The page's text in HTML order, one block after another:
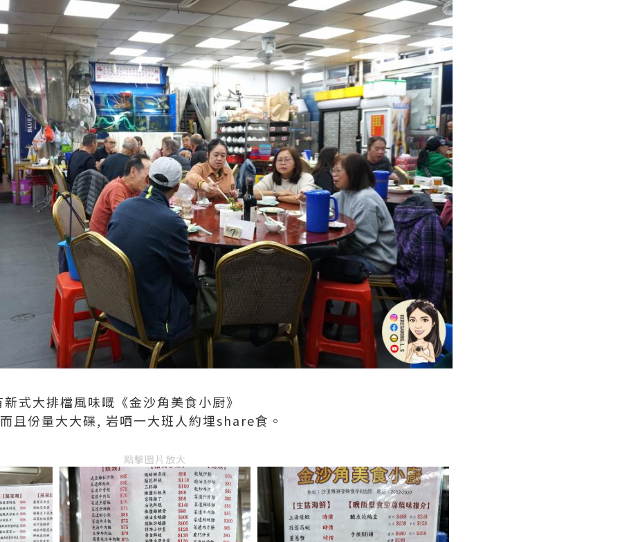
式大排檔風味嘅《金沙角美食小厨》
且份量大大碟, 岩哂一大班人約埋share食。
點擊圖片放大